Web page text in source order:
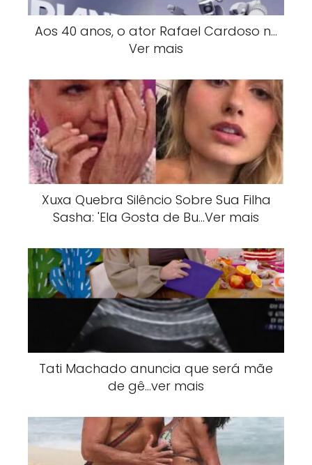
Aos 40 anos, o ator Rafael Cardoso n…
Ver mais
Xuxa Quebra Silêncio Sobre Sua Filha
Sasha: 'Ela Gosta de Bu…Ver mais
Tati Machado anuncia que será mãe
de gê…ver mais